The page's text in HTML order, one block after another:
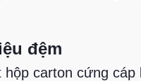
đệm
carton cứng